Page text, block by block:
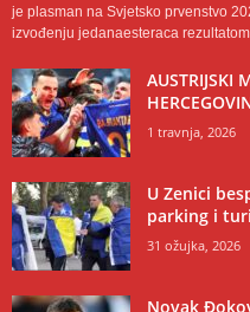
je plasman na Svjetsko prvenstvo
izvođenju jedanaesteraca
AUSTRIJSKI
1 travnja, 2026
U Zenici
parking i
31 ožujka, 2026
Novak